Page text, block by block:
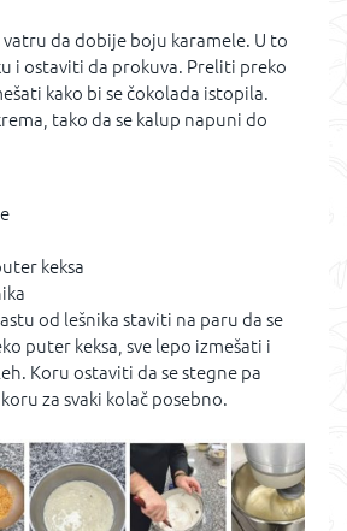
da dobije boju karamele. U to
i ostaviti da prokuva. Preliti preko
kako bi se čokolada istopila.
tako da se kalup napuni do
keksa
od lešnika staviti na paru da se
puter keksa, sve lepo izmešati i
Koru ostaviti da se stegne pa
za svaki kolač posebno.